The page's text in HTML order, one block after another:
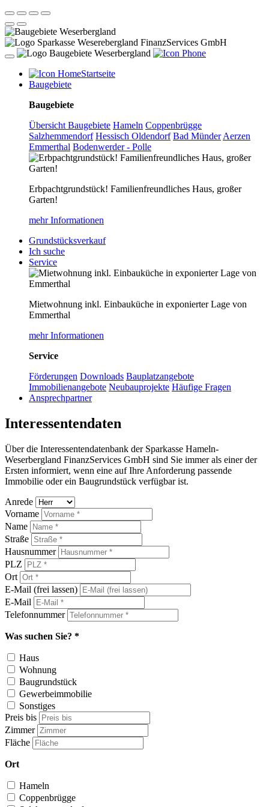
Startseite
Baugebiete
Baugebiete
Übersicht Baugebiete Hameln Coppenbrügge
Salzhemmendorf Hessisch Oldendorf Bad Münder Aerzen
Emmerthal Bodenwerder - Polle
Erbpachtgrundstück! Familienfreundliches Haus, großer
Garten!
mehr Informationen
Grundstücksverkauf
Ich suche
Service
Mietwohnung inkl. Einbauküche in exponierter Lage von
Emmerthal
mehr Informationen
Service
Förderungen Downloads Bauplatzangebote
Immobilienangebote Neubauprojekte Häufige Fragen
Ansprechpartner
Interessentendaten
Über die Interessentendatenbank der Sparkasse Hameln-
Weserbergland FinanzServices GmbH sind Sie immer als einer der
Ersten informiert, wenn eine auf Ihre Anforderung passende
Immobilie oder ein Baugrundstück verfügbar ist.
Anrede
Vorname
Name
Straße
Hausnummer
PLZ
Ort
E-Mail (frei lassen)
E-Mail
Telefonnummer
Was suchen Sie? *
Haus
Wohnung
Baugrundstück
Gewerbeimmobilie
Sonstiges
Preis bis
Zimmer
Fläche
Ort
Hameln
Coppenbrügge